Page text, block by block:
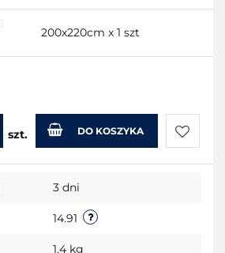
200x220cm x 1 szt
szt. DO KOSZYKA
Do
3 dni
14.91
1.4 kg